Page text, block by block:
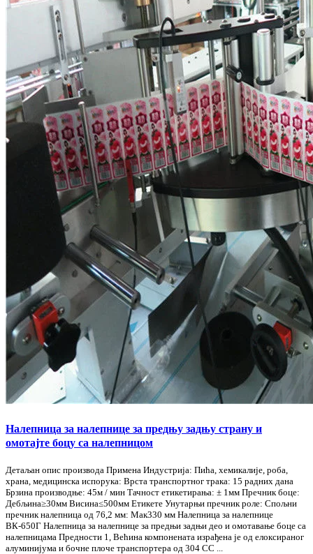
Налепница за налепнице за предњу задњу страну и
омотајте боцу са налепницом
Детаљан опис производа Примена Индустрија: Пића, хемикалије, роба,
храна, медицинска испорука: Врста транспортног трака: 15 радних дана
Брзина производње: 45м / мин Тачност етикетирања: ± 1мм Пречник боце:
Дебљина≥30мм Висина≤500мм Етикете Унутарњи пречник роле: Спољни
пречник налепница од 76,2 мм: Мак330 мм Налепница за налепнице
ВК-650Г Налепница за налепнице за предњи задњи део и омотавање боце са
налепницама Предности 1, Већина компонената израђена је од елоксираног
алуминијума и бочне плоче транспортера од 304 СС ...